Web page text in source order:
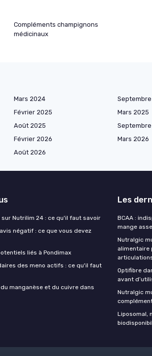
Compléments champignons
médicinaux
Mars 2024
Février 2025 Mars 2025
Août 2025
Février 2026 Mars 2026
Août 2026
Nutrilim 24 : ce qu'il faut savoir
négatif : ce que vous devez
liés à Pondimax
des meno actifs : ce qu'il faut
manganèse et du cuivre dans
Les
BCAA :
mange
Nutralgic
alimentaire
Optifibre
avant
Nutralgic
Liposomal,